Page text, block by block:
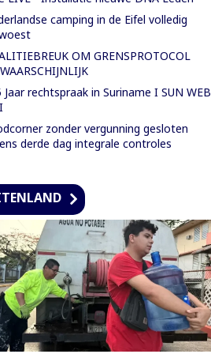
camping in de Eifel volledig
OM GRENSPROTOCOL
Jaar rechtspraak in Suriname I SUN WEB
zonder vergunning gesloten
derde dag integrale controles